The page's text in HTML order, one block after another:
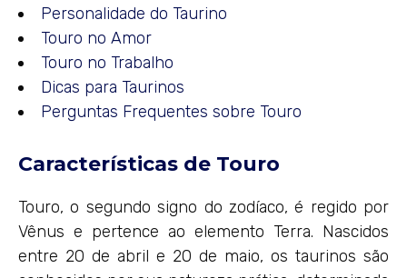
Personalidade do Taurino
Touro no Amor
Touro no Trabalho
Dicas para Taurinos
Perguntas Frequentes sobre Touro
Características de Touro
Touro, o segundo signo do zodíaco, é regido por
Vênus e pertence ao elemento Terra. Nascidos
entre 20 de abril e 20 de maio, os taurinos são